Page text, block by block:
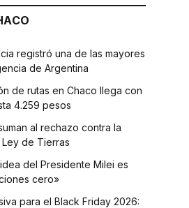
registró una de las mayores
de Argentina
de rutas en Chaco llega con
4.259 pesos
al rechazo contra la
de Tierras
del Presidente Milei es
cero»
para el Black Friday 2026: